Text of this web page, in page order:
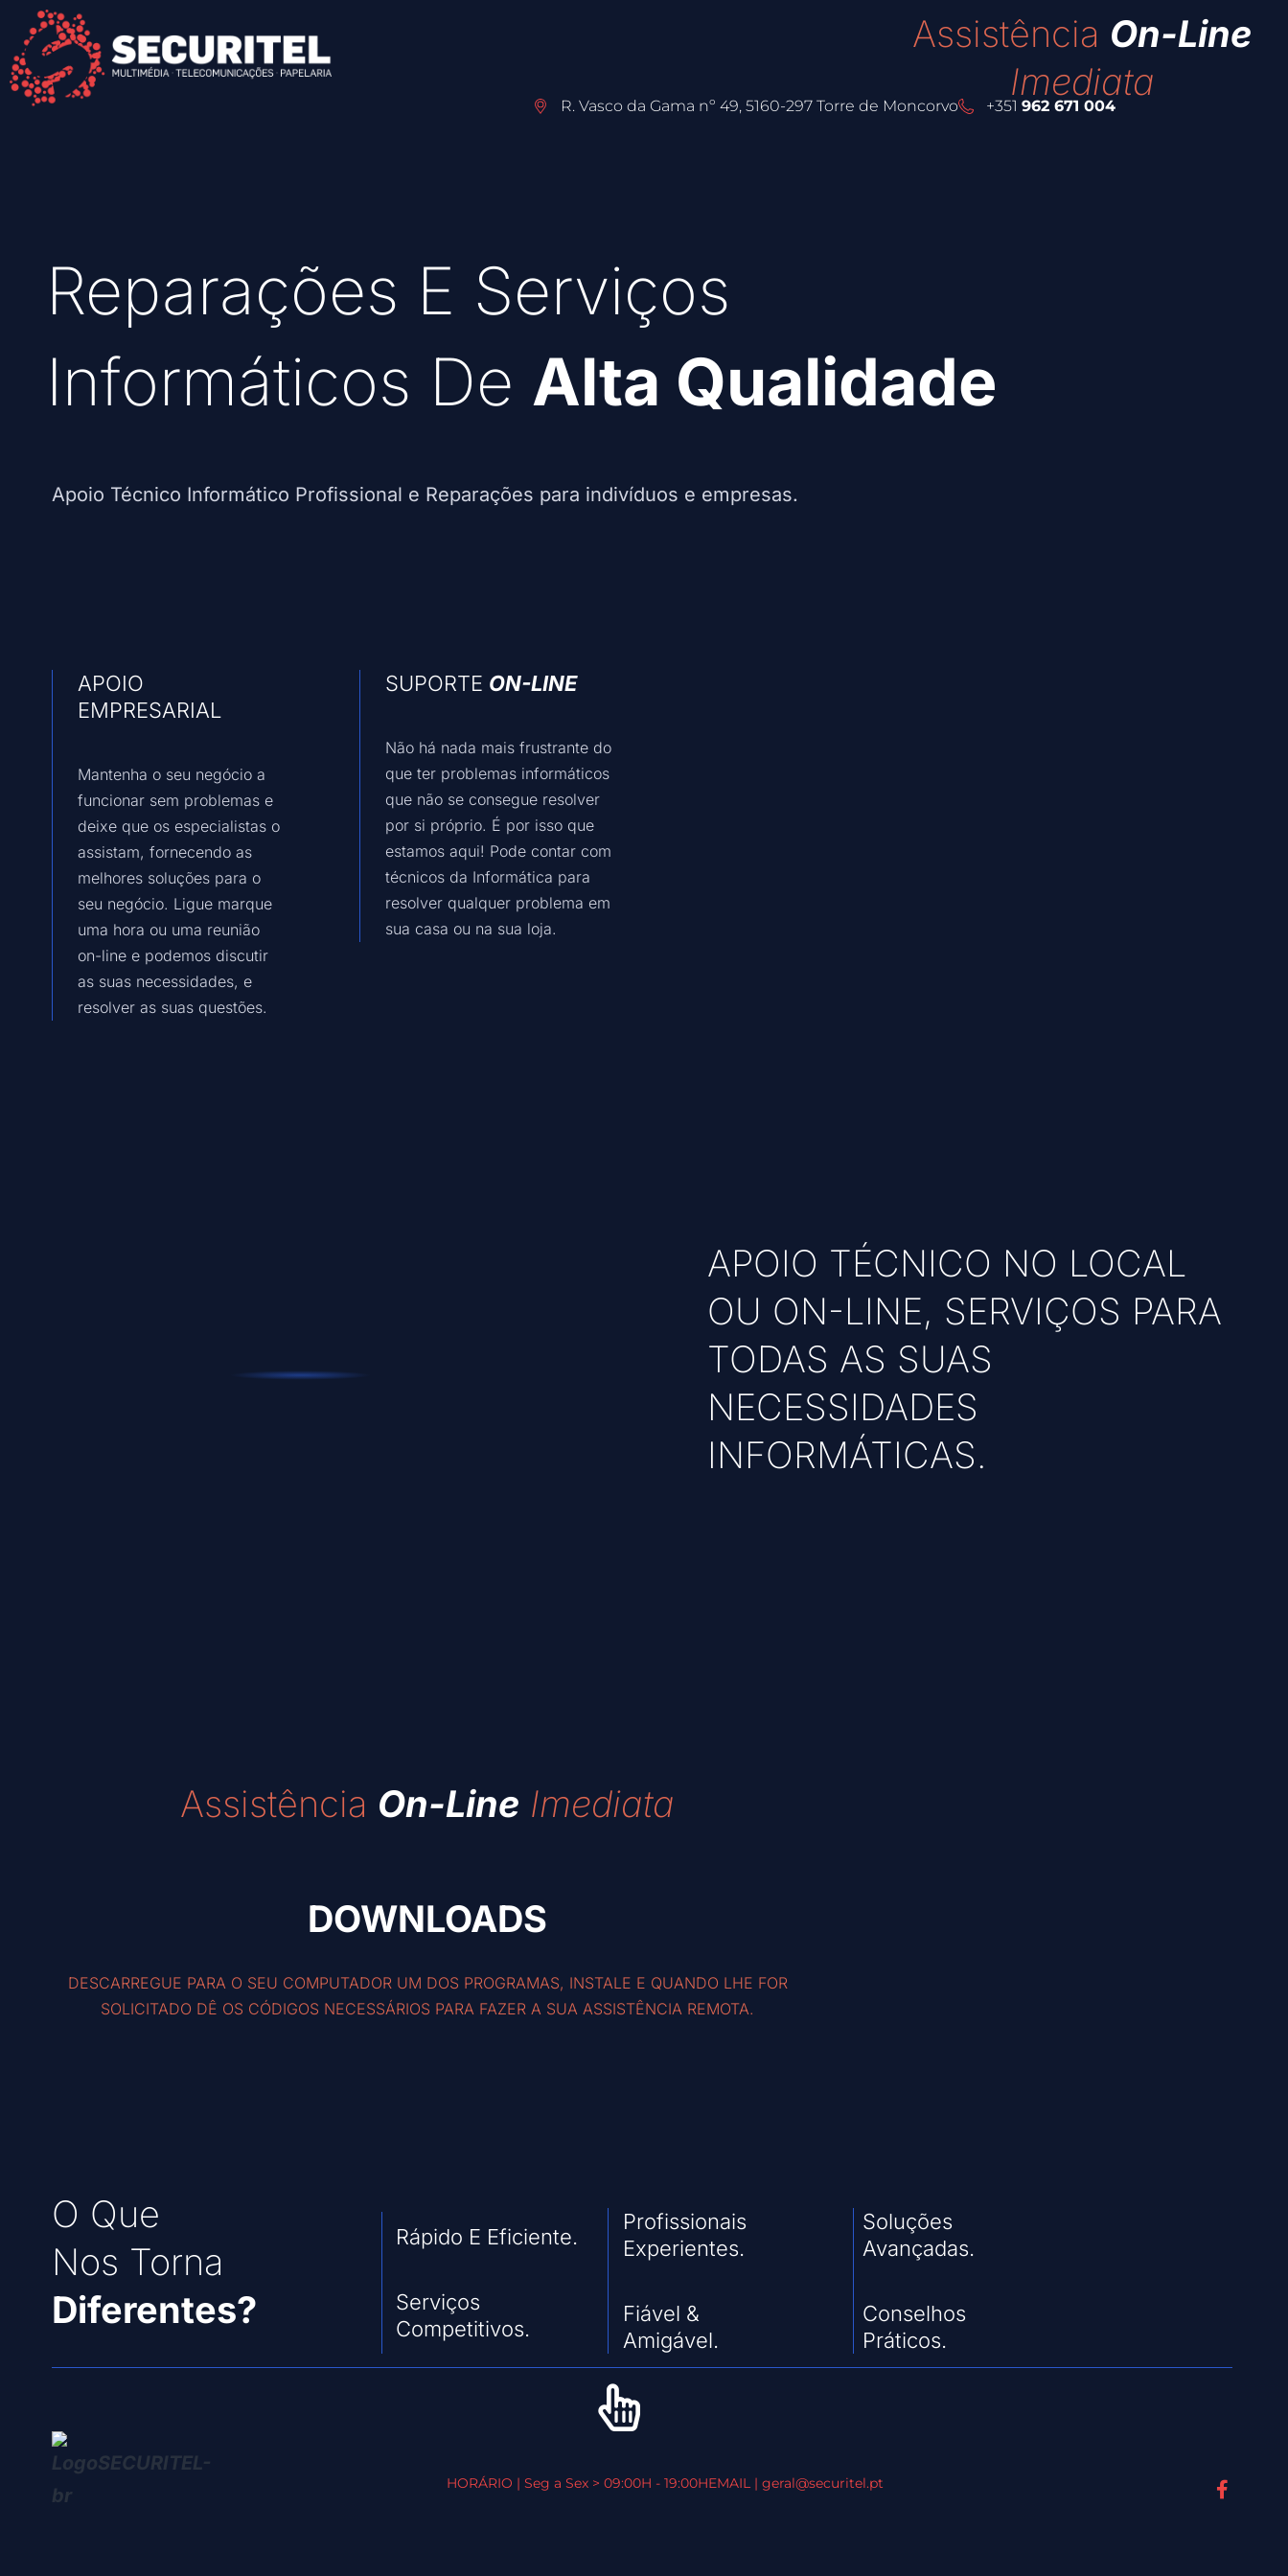
Assistência On-Line
Imediata
R. Vasco da Gama nº 49, 5160-297 Torre de Moncorvo +351 962 671 004
Reparações E Serviços
Informáticos De Alta Qualidade
Apoio Técnico Informático Profissional e Reparações para indivíduos e empresas.
APOIO
EMPRESARIAL
Mantenha o seu negócio a
funcionar sem problemas e
deixe que os especialistas o
assistam, fornecendo as
melhores soluções para o
seu negócio. Ligue marque
uma hora ou uma reunião
on-line e podemos discutir
as suas necessidades, e
resolver as suas questões.
SUPORTE ON-LINE
Não há nada mais frustrante do
que ter problemas informáticos
que não se consegue resolver
por si próprio. É por isso que
estamos aqui! Pode contar com
técnicos da Informática para
resolver qualquer problema em
sua casa ou na sua loja.
APOIO TÉCNICO NO LOCAL
OU ON-LINE, SERVIÇOS PARA
TODAS AS SUAS
NECESSIDADES
INFORMÁTICAS.
Assistência On-Line Imediata
DOWNLOADS
DESCARREGUE PARA O SEU COMPUTADOR UM DOS PROGRAMAS, INSTALE E QUANDO LHE FOR
SOLICITADO DÊ OS CÓDIGOS NECESSÁRIOS PARA FAZER A SUA ASSISTÊNCIA REMOTA.
O Que
Nos Torna
Diferentes?
Rápido E Eficiente.
Serviços
Competitivos.
Profissionais
Experientes.
Fiável &
Amigável.
Soluções
Avançadas.
Conselhos
Práticos.
HORÁRIO | Seg a Sex > 09:00H - 19:00HEMAIL | geral@securitel.pt